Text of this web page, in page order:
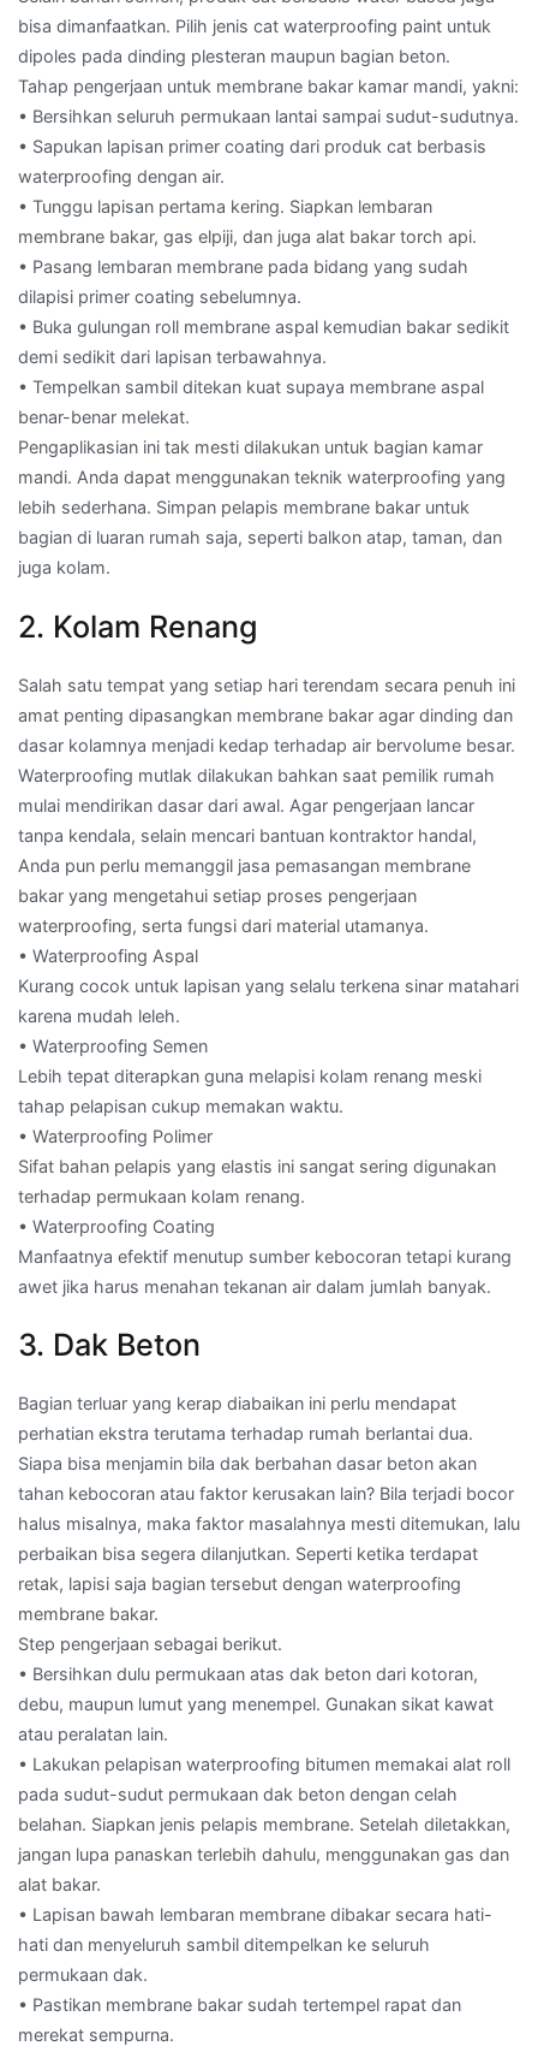
bisa dimanfaatkan. Pilih jenis cat waterproofing paint untuk
dipoles pada dinding plesteran maupun bagian beton.
Tahap pengerjaan untuk membrane bakar kamar mandi, yakni:
• Bersihkan seluruh permukaan lantai sampai sudut-sudutnya.
• Sapukan lapisan primer coating dari produk cat berbasis
waterproofing dengan air.
• Tunggu lapisan pertama kering. Siapkan lembaran
membrane bakar, gas elpiji, dan juga alat bakar torch api.
• Pasang lembaran membrane pada bidang yang sudah
dilapisi primer coating sebelumnya.
• Buka gulungan roll membrane aspal kemudian bakar sedikit
demi sedikit dari lapisan terbawahnya.
• Tempelkan sambil ditekan kuat supaya membrane aspal
benar-benar melekat.
Pengaplikasian ini tak mesti dilakukan untuk bagian kamar
mandi. Anda dapat menggunakan teknik waterproofing yang
lebih sederhana. Simpan pelapis membrane bakar untuk
bagian di luaran rumah saja, seperti balkon atap, taman, dan
juga kolam.
2. Kolam Renang
Salah satu tempat yang setiap hari terendam secara penuh ini
amat penting dipasangkan membrane bakar agar dinding dan
dasar kolamnya menjadi kedap terhadap air bervolume besar.
Waterproofing mutlak dilakukan bahkan saat pemilik rumah
mulai mendirikan dasar dari awal. Agar pengerjaan lancar
tanpa kendala, selain mencari bantuan kontraktor handal,
Anda pun perlu memanggil jasa pemasangan membrane
bakar yang mengetahui setiap proses pengerjaan
waterproofing, serta fungsi dari material utamanya.
• Waterproofing Aspal
Kurang cocok untuk lapisan yang selalu terkena sinar matahari
karena mudah leleh.
• Waterproofing Semen
Lebih tepat diterapkan guna melapisi kolam renang meski
tahap pelapisan cukup memakan waktu.
• Waterproofing Polimer
Sifat bahan pelapis yang elastis ini sangat sering digunakan
terhadap permukaan kolam renang.
• Waterproofing Coating
Manfaatnya efektif menutup sumber kebocoran tetapi kurang
awet jika harus menahan tekanan air dalam jumlah banyak.
3. Dak Beton
Bagian terluar yang kerap diabaikan ini perlu mendapat
perhatian ekstra terutama terhadap rumah berlantai dua.
Siapa bisa menjamin bila dak berbahan dasar beton akan
tahan kebocoran atau faktor kerusakan lain? Bila terjadi bocor
halus misalnya, maka faktor masalahnya mesti ditemukan, lalu
perbaikan bisa segera dilanjutkan. Seperti ketika terdapat
retak, lapisi saja bagian tersebut dengan waterproofing
membrane bakar.
Step pengerjaan sebagai berikut.
• Bersihkan dulu permukaan atas dak beton dari kotoran,
debu, maupun lumut yang menempel. Gunakan sikat kawat
atau peralatan lain.
• Lakukan pelapisan waterproofing bitumen memakai alat roll
pada sudut-sudut permukaan dak beton dengan celah
belahan. Siapkan jenis pelapis membrane. Setelah diletakkan,
jangan lupa panaskan terlebih dahulu, menggunakan gas dan
alat bakar.
• Lapisan bawah lembaran membrane dibakar secara hati-
hati dan menyeluruh sambil ditempelkan ke seluruh
permukaan dak.
• Pastikan membrane bakar sudah tertempel rapat dan
merekat sempurna.